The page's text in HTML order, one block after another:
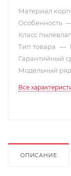
Материал
Особенность
Класс
Тип товара —
Гарантийный
Модельный ряд
Все
ОПИСАНИЕ